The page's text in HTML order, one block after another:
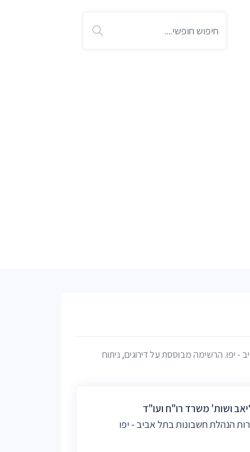
יפו. הרשימה מבוססת על דירוגים, ניתוח
ושות' משרד רו"ח ועו"ד
הנהלת חשבונות בתל אביב - יפו